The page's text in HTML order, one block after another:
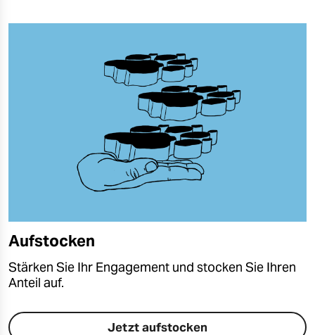
Aufstocken
Stärken Sie Ihr Engagement und stocken Sie Ihren
Anteil auf.
Jetzt aufstocken